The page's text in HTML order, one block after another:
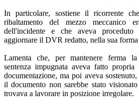
In particolare, sostiene il ricorrente
ribaltamento del mezzo meccanico
dell'incidente e che aveva
aggiornare il DVR redatto, nella sua
Lamenta che, per mantenere ferma
sentenza impugnata aveva fatto
documentazione, ma poi aveva
il documento non sarebbe stato
trovava a lavorare in posizione irregolare.